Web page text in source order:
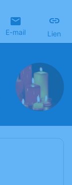
E-mail Lien